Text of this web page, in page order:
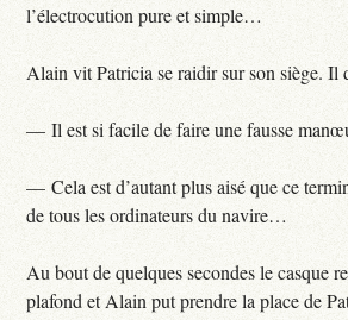
l’électrocution pure et simple…
Alain vit Patricia se raidir sur son siège. Il
— Il est si facile de faire une fausse
— Cela est d’autant plus aisé que ce
de tous les ordinateurs du navire…
Au bout de quelques secondes le casque
plafond et Alain put prendre la place de